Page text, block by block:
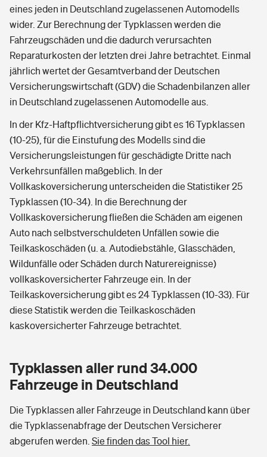
eines jeden in Deutschland zugelassenen Automodells
wider. Zur Berechnung der Typklassen werden die
Fahrzeugschäden und die dadurch verursachten
Reparaturkosten der letzten drei Jahre betrachtet. Einmal
jährlich wertet der Gesamtverband der Deutschen
Versicherungswirtschaft (GDV) die Schadenbilanzen aller
in Deutschland zugelassenen Automodelle aus.
In der Kfz-Haftpflichtversicherung gibt es 16 Typklassen
(10-25), für die Einstufung des Modells sind die
Versicherungsleistungen für geschädigte Dritte nach
Verkehrsunfällen maßgeblich. In der
Vollkaskoversicherung unterscheiden die Statistiker 25
Typklassen (10-34). In die Berechnung der
Vollkaskoversicherung fließen die Schäden am eigenen
Auto nach selbstverschuldeten Unfällen sowie die
Teilkaskoschäden (u. a. Autodiebstähle, Glasschäden,
Wildunfälle oder Schäden durch Naturereignisse)
vollkaskoversicherter Fahrzeuge ein. In der
Teilkaskoversicherung gibt es 24 Typklassen (10-33). Für
diese Statistik werden die Teilkaskoschäden
kaskoversicherter Fahrzeuge betrachtet.
Typklassen aller rund 34.000
Fahrzeuge in Deutschland
Die Typklassen aller Fahrzeuge in Deutschland kann über
die Typklassenabfrage der Deutschen Versicherer
abgerufen werden. Sie finden das Tool hier.